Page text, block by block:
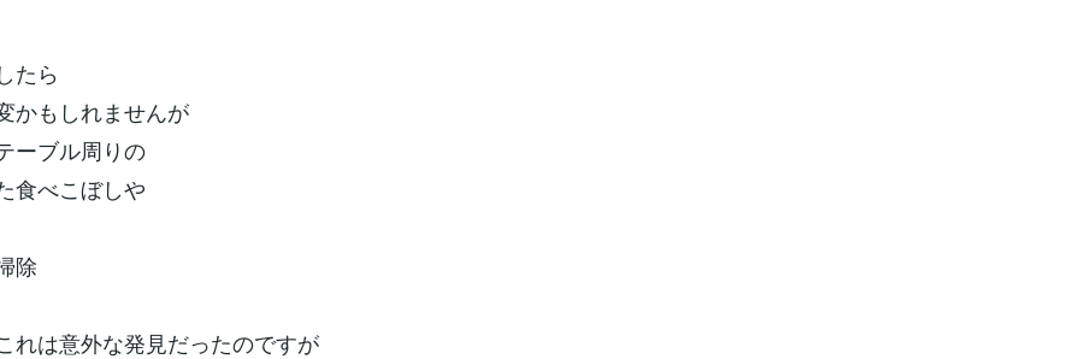
たら
かもしれませんが
ーブル周りの
食べこぼしや
除
れは意外な発見だったのですが